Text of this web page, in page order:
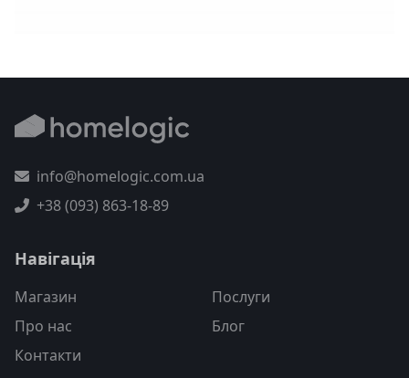
info@homelogic.com.ua
+38 (093) 863-18-89
Навігація
Магазин
Послуги
Про нас
Блог
Контакти